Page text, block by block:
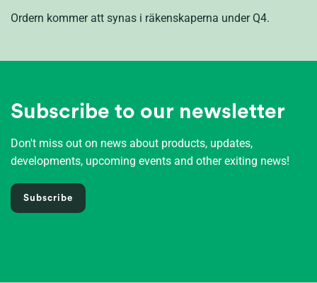
Ordern kommer att synas i räkenskaperna under Q4.
Subscribe to our newsletter
Don't miss out on news about products, updates,
developments, upcoming events and other exiting news!
Subscribe